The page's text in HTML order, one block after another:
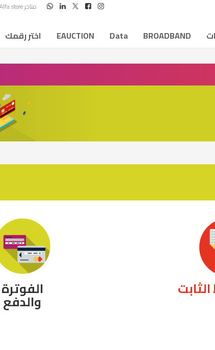
متاجر Alfa store
BROADBAND
Data
EAUCTION اختر رقمك
الفوترة
والدفع